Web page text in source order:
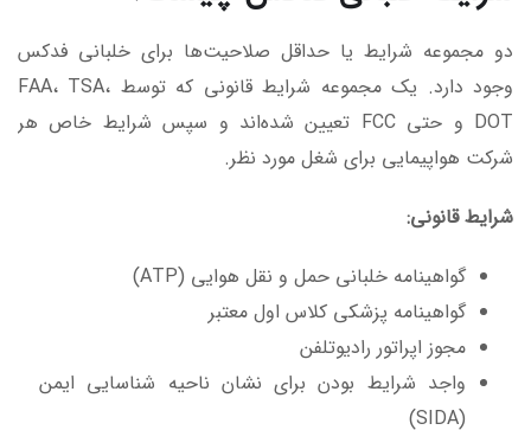
دو مجموعه شرایط یا حداقل صلاحیت‌ها برای خلبانی فدکس
وجود دارد. یک مجموعه شرایط قانونی که توسط FAA، TSA،
DOT و حتی FCC تعیین شده‌اند و سپس شرایط خاص هر
شرکت هواپیمایی برای شغل مورد نظر.
شرایط قانونی:
گواهینامه خلبانی حمل و نقل هوایی (ATP)
گواهینامه پزشکی کلاس اول معتبر
مجوز اپراتور رادیوتلفن
واجد شرایط بودن برای نشان ناحیه شناسایی ایمن
(SIDA)